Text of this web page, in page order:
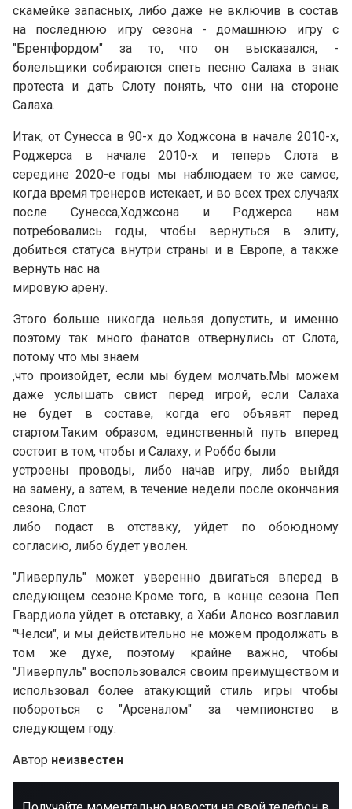
скамейке запасных, либо даже не включив в состав
на последнюю игру сезона - домашнюю игру с
"Брентфордом" за то, что он высказался, -
болельщики собираются спеть песню Салаха в знак
протеста и дать Слоту понять, что они на стороне
Салаха.
Итак, от Сунесса в 90-х до Ходжсона в начале 2010-х,
Роджерса в начале 2010-х и теперь Слота в
середине 2020-е годы мы наблюдаем то же самое,
когда время тренеров истекает, и во всех трех случаях
после Сунесса,Ходжсона и Роджерса нам
потребовались годы, чтобы вернуться в элиту,
добиться статуса внутри страны и в Европе, а также
вернуть нас на
мировую арену.
Этого больше никогда нельзя допустить, и именно
поэтому так много фанатов отвернулись от Слота,
потому что мы знаем
,что произойдет, если мы будем молчать.Мы можем
даже услышать свист перед игрой, если Салаха
не будет в составе, когда его объявят перед
стартом.Таким образом, единственный путь вперед
состоит в том, чтобы и Салаху, и Роббо были
устроены проводы, либо начав игру, либо выйдя
на замену, а затем, в течение недели после окончания
сезона, Слот
либо подаст в отставку, уйдет по обоюдному
согласию, либо будет уволен.
"Ливерпуль" может уверенно двигаться вперед в
следующем сезоне.Кроме того, в конце сезона Пеп
Гвардиола уйдет в отставку, а Хаби Алонсо возглавил
"Челси", и мы действительно не можем продолжать в
том же духе, поэтому крайне важно, чтобы
"Ливерпуль" воспользовался своим преимуществом и
использовал более атакующий стиль игры чтобы
побороться с "Арсеналом" за чемпионство в
следующем году.
Автор неизвестен